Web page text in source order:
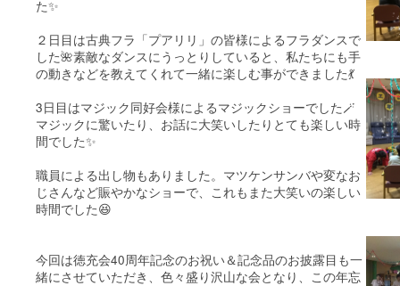
た✨
２日目は古典フラ「プアリリ」の皆様によるフラダンスで
した🌺素敵なダンスにうっとりしていると、私たちにも手
の動きなどを教えてくれて一緒に楽しむ事ができました💃
3日目はマジック同好会様によるマジックショーでした🪄
マジックに驚いたり、お話に大笑いしたりとても楽しい時
間でした✨
職員による出し物もありました。マツケンサンバや変なお
じさんなど賑やかなショーで、これもまた大笑いの楽しい
時間でした😆
今回は徳充会40周年記念のお祝い＆記念品のお披露目も一
緒にさせていただき、色々盛り沢山な会となり、この年忘